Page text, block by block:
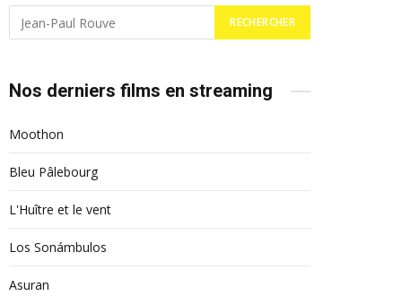
Nos derniers films en streaming
Moothon
Bleu Pâlebourg
L'Huître et le vent
Los Sonámbulos
Asuran